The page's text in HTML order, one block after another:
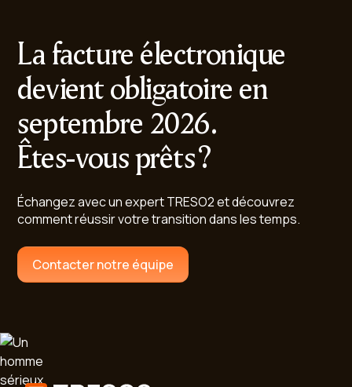
La facture électronique
devient obligatoire en
septembre 2026.
Êtes-vous prêts ?
Échangez avec un expert TRESO2 et découvrez
comment réussir votre transition dans les temps.
Contacter notre équipe